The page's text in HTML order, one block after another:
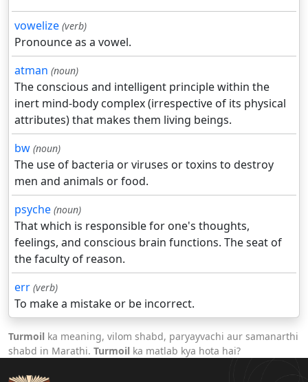
vowelize (verb)
Pronounce as a vowel.
atman (noun)
The conscious and intelligent principle within the
inert mind-body complex (irrespective of its physical
attributes) that makes them living beings.
bw (noun)
The use of bacteria or viruses or toxins to destroy
men and animals or food.
psyche (noun)
That which is responsible for one's thoughts,
feelings, and conscious brain functions. The seat of
the faculty of reason.
err (verb)
To make a mistake or be incorrect.
Turmoil ka meaning, vilom shabd, paryayvachi aur samanarthi
shabd in Marathi. Turmoil ka matlab kya hota hai?